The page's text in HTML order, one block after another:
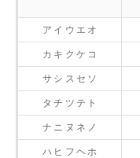
ア イ ウ エ オ
カ キ ク ケ コ
サ シ ス セ ソ
タ チ ツ テ ト
ナ ニ ヌ ネ ノ
ハ ヒ フ ヘ ホ